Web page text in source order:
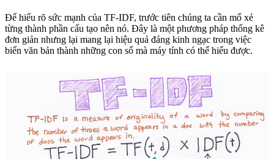
Để hiểu rõ sức mạnh của TF-IDF, trước tiên chúng ta cần mổ xẻ
từng thành phần cấu tạo nên nó. Đây là một phương pháp thống kê
đơn giản nhưng lại mang lại hiệu quả đáng kinh ngạc trong việc
biến văn bản thành những con số mà máy tính có thể hiểu được.